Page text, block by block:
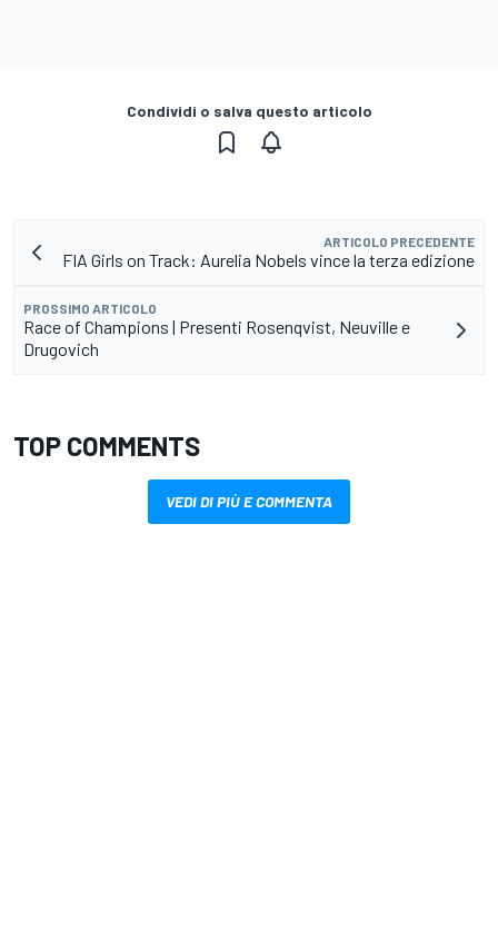
Condividi o salva questo articolo
ARTICOLO PRECEDENTE
FIA Girls on Track: Aurelia Nobels vince la terza edizione
PROSSIMO ARTICOLO
Race of Champions | Presenti Rosenqvist, Neuville e
Drugovich
TOP COMMENTS
VEDI DI PIÙ E COMMENTA